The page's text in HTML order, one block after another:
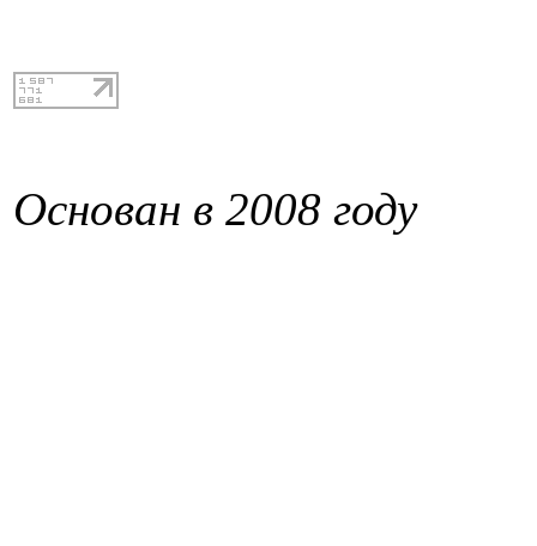
Основан в 2008 году